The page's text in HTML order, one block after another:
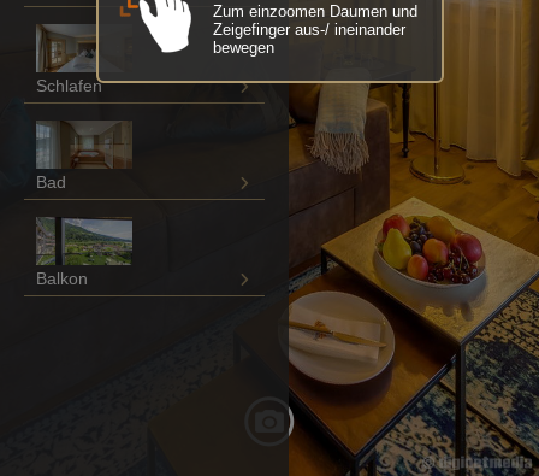
Schlafen
Bad
Balkon
Zum einzoomen Daumen und
Zeigefinger aus-/ ineinander
bewegen